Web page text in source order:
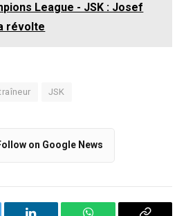
League - JSK : Josef
révolte
JSK
on Google News